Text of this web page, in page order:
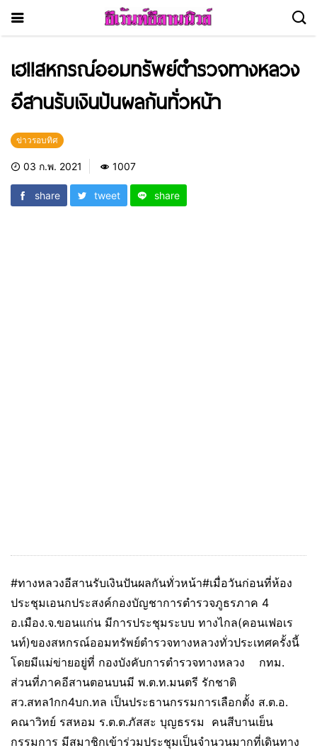
เฮ!!สหกรณ์ออมทรัพย์ตำรวจทางหลวง
อีสานรับเงินปันผลกันทั่วหน้า
ข่าวรอบทิศ
03 ก.พ. 2021 1007
share tweet share
#ทางหลวงอีสานรับเงินปันผลกันทั่วหน้า#เมื่อวันก่อนที่ห้อง
ประชุมเอนกประสงค์กองบัญชาการตำรวจภูธรภาค 4
อ.เมือง.จ.ขอนแก่น มีการประชุมระบบ ทางไกล(คอนเฟอเร
นท์)ของสหกรณ์ออมทรัพย์ตำรวจทางหลวงทั่วประเทศครั้งนี้
โดยมีแม่ข่ายอยู่ที่ กองบังคับการตำรวจทางหลวง กทม.
ส่วนที่ภาคอีสานตอนบนมี พ.ต.ท.มนตรี รักชาติ
สว.สทล1กก4บก.ทล เป็นประธานกรรมการเลือกตั้ง ส.ต.อ.
คณาวิทย์ รสหอม ร.ต.ต.ภัสสะ บุญธรรม คนสีบานเย็น
กรรมการ มีสมาชิกเข้าร่วมประชุมเป็นจำนวนมากที่เดินทาง